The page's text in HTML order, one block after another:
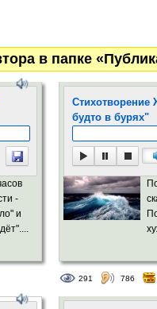
в папке
-
и
Стихотворение
будто в бурях"
291 786